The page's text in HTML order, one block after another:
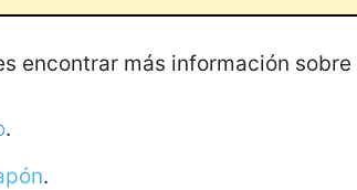
encontrar más información
.
.